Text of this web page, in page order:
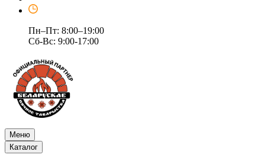
Пн–Пт: 8:00–19:00
Сб-Вс: 9:00-17:00
Меню
Каталог